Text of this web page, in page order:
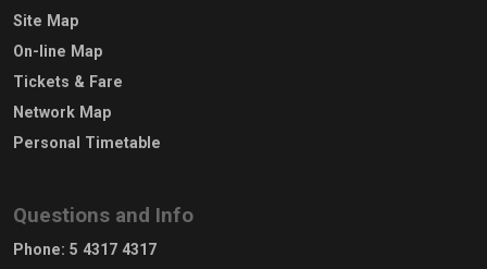
Site Map
On-line Map
Tickets & Fare
Network Map
Personal Timetable
Questions and Info
Phone: 5 4317 4317